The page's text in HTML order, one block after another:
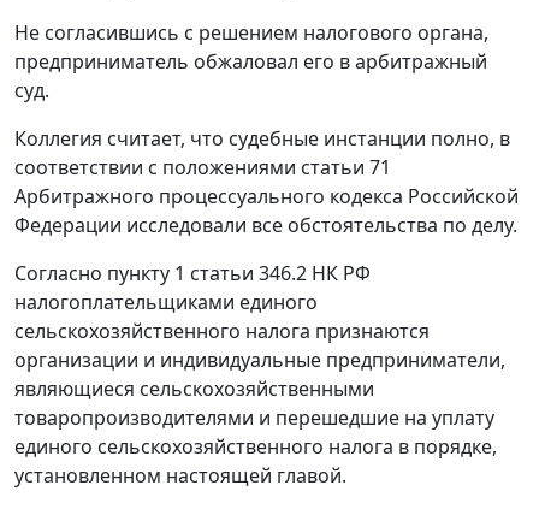
Не согласившись с решением налогового органа,
предприниматель обжаловал его в арбитражный
суд.
Коллегия считает, что судебные инстанции полно, в
соответствии с положениями статьи 71
Арбитражного процессуального кодекса Российской
Федерации исследовали все обстоятельства по делу.
Согласно пункту 1 статьи 346.2 НК РФ
налогоплательщиками единого
сельскохозяйственного налога признаются
организации и индивидуальные предприниматели,
являющиеся сельскохозяйственными
товаропроизводителями и перешедшие на уплату
единого сельскохозяйственного налога в порядке,
установленном настоящей главой.